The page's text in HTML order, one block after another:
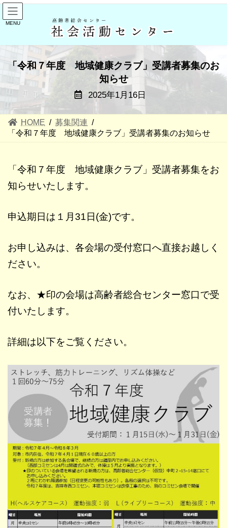
コ
ン
ン
ツ
ス
キ
ッ
ナ
ビ
ー
シ
ン
に
移
「令和７年度 地域健康クラブ」受講者募集のお
知らせ
2025年1月16日
HOME
募集関連
「令和７年度 地域健康クラブ」受講者募集のお知らせ
「令和７年度 地域健康クラブ」受講者募集をお
知らせいたします。
申込期日は１月31日(金)です。
お申し込みは、各会場の受付窓口へ直接お越しく
ださい。
なお、★印の会場は高齢者総合センター窓口で受
付いたします。
詳細は以下をご覧ください。
MENU